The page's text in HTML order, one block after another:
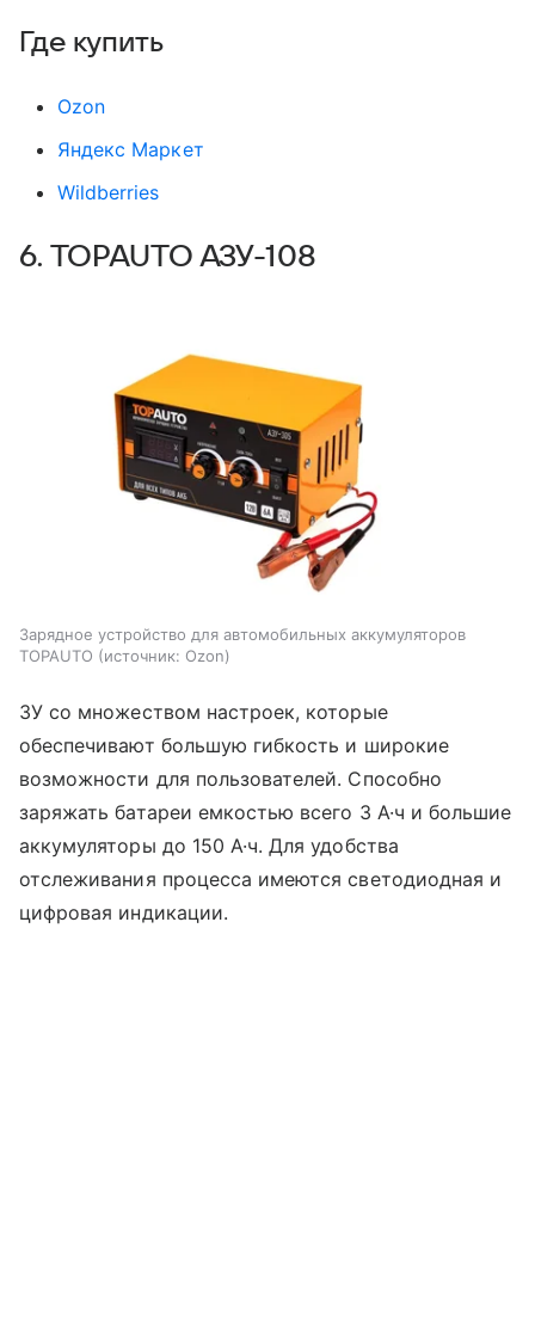
Где купить
Оzon
Яндекс Маркет
Wildberries
6. TOPAUTO АЗУ-108
Зарядное устройство для автомобильных аккумуляторов
TOPAUTO
источник: Ozon
ЗУ со множеством настроек, которые
обеспечивают большую гибкость и широкие
возможности для пользователей. Способно
заряжать батареи емкостью всего 3 А·ч и большие
аккумуляторы до 150 А·ч. Для удобства
отслеживания процесса имеются светодиодная и
цифровая индикации.